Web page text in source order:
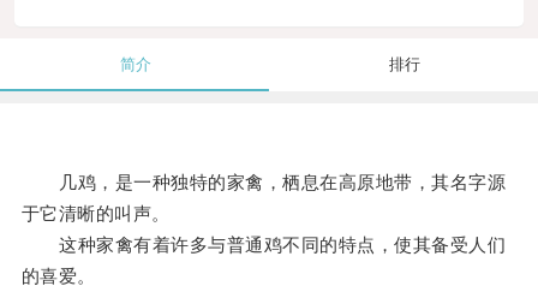
简介 排行
几鸡，是一种独特的家禽，栖息在高原地带，其名字源
于它清晰的叫声。
这种家禽有着许多与普通鸡不同的特点，使其备受人们
的喜爱。